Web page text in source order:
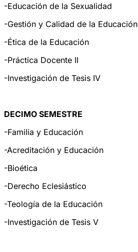
-Educación de la Sexualidad
-Gestión y Calidad de la Educación
-Ética de la Educación
-Práctica Docente II
-Investigación de Tesis IV
DECIMO SEMESTRE
-Familia y Educación
-Acreditación y Educación
-Bioética
-Derecho Eclesiástico
-Teología de la Educación
-Investigación de Tesis V